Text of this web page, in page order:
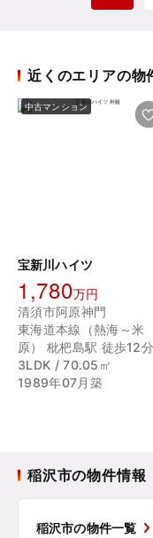
近くのエリアの物
中古マンション
宝新川ハイツ
1,780万円
清須市阿原神門
東海道本線（熱海～米
原） 枇杷島駅 徒歩12分
3LDK / 70.05㎡
1989年07月築
稲沢市の物件情報
稲沢市の物件一覧